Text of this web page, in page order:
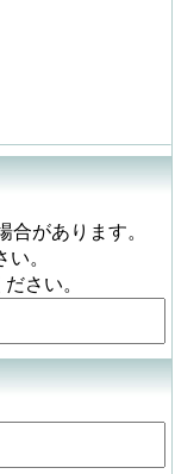
合があります。
。
さい。